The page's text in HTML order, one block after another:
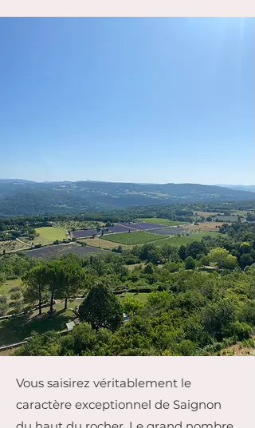
Vous saisirez véritablement le
caractère exceptionnel de Saignon